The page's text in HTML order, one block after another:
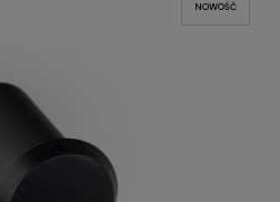
NOWOŚĆ